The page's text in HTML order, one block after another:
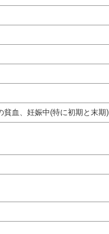
血、妊娠中(特に初期と末期)